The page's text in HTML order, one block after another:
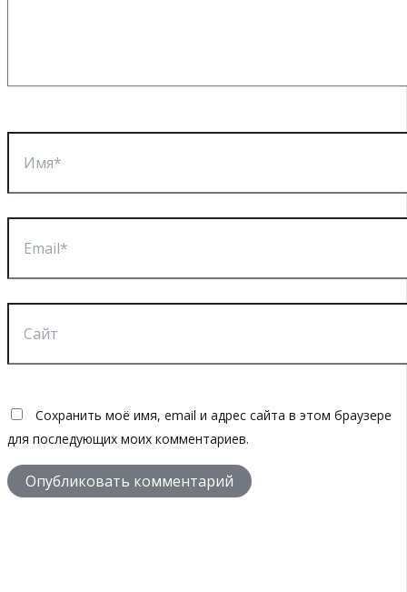
Сохранить моё имя, email и адрес сайта в этом браузере
для последующих моих комментариев.